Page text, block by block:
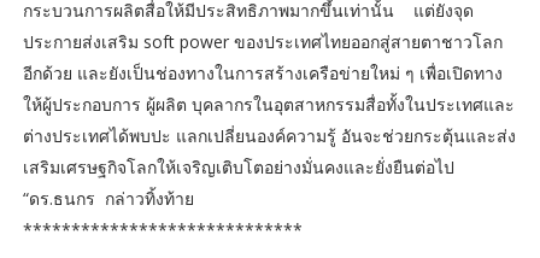
กระบวนการผลิตสื่อให้มีประสิทธิภาพมากขึ้นเท่านั้น แต่ยังจุด
ประกายส่งเสริม soft power ของประเทศไทยออกสู่สายตาชาวโลก
อีกด้วย และยังเป็นช่องทางในการสร้างเครือข่ายใหม่ ๆ เพื่อเปิดทาง
ให้ผู้ประกอบการ ผู้ผลิต บุคลากรในอุตสาหกรรมสื่อทั้งในประเทศและ
ต่างประเทศได้พบปะ แลกเปลี่ยนองค์ความรู้ อันจะช่วยกระตุ้นและส่ง
เสริมเศรษฐกิจโลกให้เจริญเติบโตอย่างมั่นคงและยั่งยืนต่อไป
“ดร.ธนกร กล่าวทิ้งท้าย
*****************************